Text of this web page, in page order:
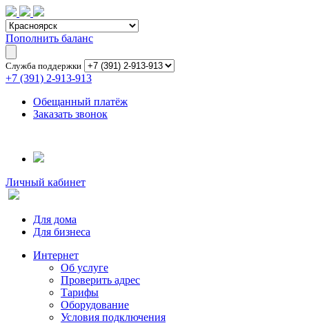
Пополнить баланс
Служба поддержки
+7 (391) 2-913-913
Обещанный платёж
Заказать звонок
Личный кабинет
Для дома
Для бизнеса
Интернет
Об услуге
Проверить адрес
Тарифы
Оборудование
Условия подключения